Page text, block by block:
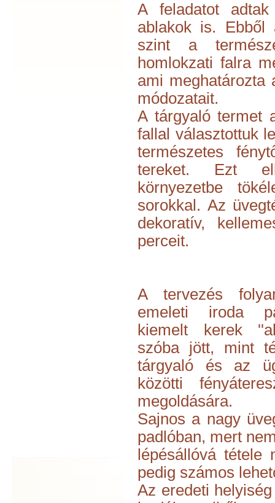
A feladatot
ablakok is.
szint a
homlokzati falra
ami meghatározta
módozatait.
A tárgyaló termet
fallal választottuk
természetes
tereket. Ezt
környezetbe
sorokkal. Az
dekoratív,
perceit.
A tervezés
emeleti iroda
kiemelt kerek
szóba jött, mint
tárgyaló és az
közötti
megoldására.
Sajnos a nagy
padlóban, mert
lépésállóvá tétele
pedig számos
Az eredeti